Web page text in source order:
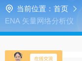
当前位置： 首页
ENA 矢量网络分析仪